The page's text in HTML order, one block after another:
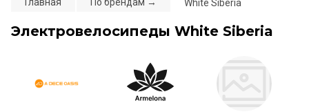
White Siberia
Электровелосипеды White Siberia